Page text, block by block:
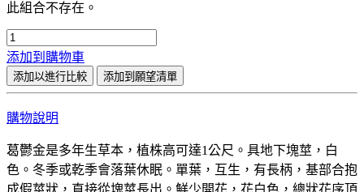
此組合不存在。
添加到購物車
添加以進行比較 添加到願望清單
購物說明
葛鬱金是多年生草本，植株高可達1公尺。具地下塊莖，白
色。冬季或乾季會落葉休眠。單葉，互生，有長柄，基部合抱